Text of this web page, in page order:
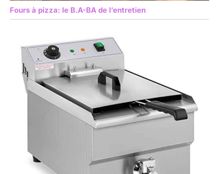
Fours à pizza: le B.A-BA de l’entretien